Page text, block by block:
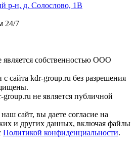
р-н, д. Солослово, 1В
24/7
собственностью ООО
сайта kdr-group.ru без разрешения
не является публичной
сайт, вы даете согласие на
и других данных, включая файлы
Политикой конфиденциальности.